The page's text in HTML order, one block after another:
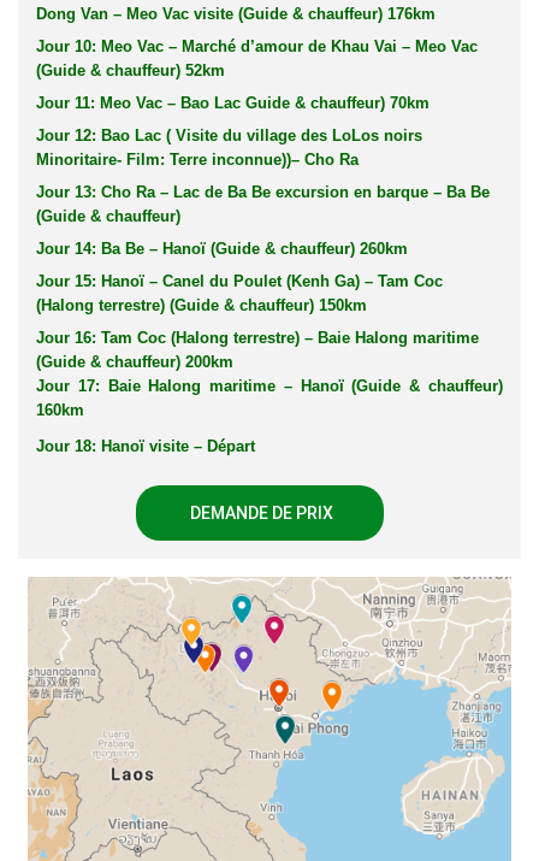
Dong Van – Meo Vac visite (Guide & chauffeur) 176km
Jour 10: Meo Vac – Marché d’amour de Khau Vai – Meo Vac
(Guide & chauffeur) 52km
Jour 11: Meo Vac – Bao Lac Guide & chauffeur) 70km
Jour 12: Bao Lac ( Visite du village des LoLos noirs
Minoritaire- Film: Terre inconnue))– Cho Ra
Jour 13: Cho Ra – Lac de Ba Be excursion en barque – Ba Be
(Guide & chauffeur)
Jour 14: Ba Be – Hanoï (Guide & chauffeur) 260km
Jour 15: Hanoï – Canel du Poulet (Kenh Ga) – Tam Coc
(Halong terrestre) (Guide & chauffeur) 150km
Jour 16: Tam Coc (Halong terrestre) – Baie Halong maritime
(Guide & chauffeur) 200km
Jour 17: Baie Halong maritime – Hanoï (Guide & chauffeur)
160km
Jour 18: Hanoï visite – Départ
DEMANDE DE PRIX